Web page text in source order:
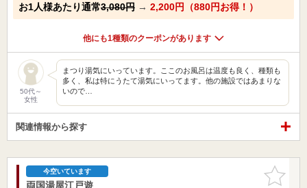
お1人様あたり通常3,080円 → 2,200円（880円お得！）
他にも1種類のクーポンがあります
50代～
女性
まつり湯気にいっています。ここのお風呂は温度も良く、種類も
多く、私は特にうたて湯気にいってます。他の施設ではあまりな
いので…
関連情報から探す
お気に入
りに追加
今空いています
両国湯屋江戸遊